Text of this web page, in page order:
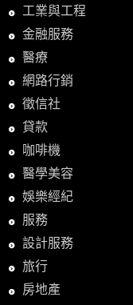
工業與工程
金融服務
醫療
網路行銷
徵信社
貸款
咖啡機
醫學美容
娛樂經紀
服務
設計服務
旅行
房地產